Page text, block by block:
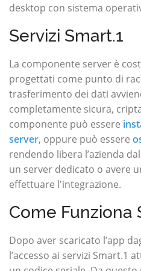
desktop con sistema
Servizi Smart.1
La componente server è
progettati come punto di
trasferimento dei dati
completamente sicura,
componente può essere
server, oppure può essere
rendendo libera l’azienda
un server dedicato o avere
effettuare l'integrazione.
Come Funziona
Dopo aver scaricato l’app
l’accesso ai servizi Smart.1